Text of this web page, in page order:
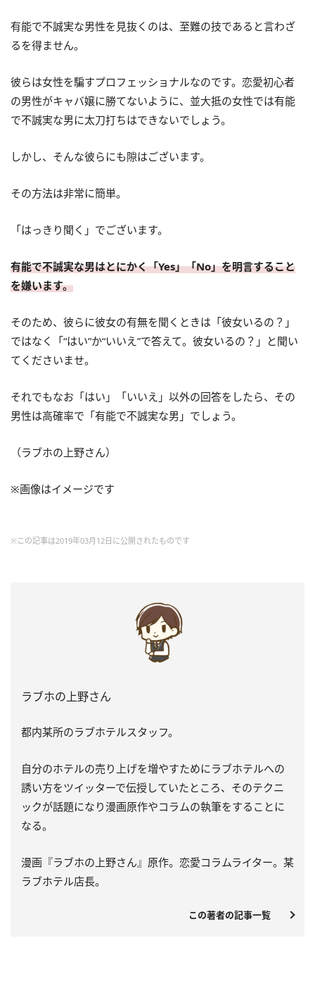
有能で不誠実な男性を見抜くのは、至難の技であると言わざ
るを得ません。
彼らは女性を騙すプロフェッショナルなのです。恋愛初心者
の男性がキャバ嬢に勝てないように、並大抵の女性では有能
で不誠実な男に太刀打ちはできないでしょう。
しかし、そんな彼らにも隙はございます。
その方法は非常に簡単。
「はっきり聞く」でございます。
有能で不誠実な男はとにかく「Yes」「No」を明言すること
を嫌います。
そのため、彼らに彼女の有無を聞くときは「彼女いるの？」
ではなく「“はい”か“いいえ”で答えて。彼女いるの？」と聞い
てくださいませ。
それでもなお「はい」「いいえ」以外の回答をしたら、その
男性は高確率で「有能で不誠実な男」でしょう。
（ラブホの上野さん）
※画像はイメージです
※この記事は2019年03月12日に公開されたものです
ラブホの上野さん
都内某所のラブホテルスタッフ。
自分のホテルの売り上げを増やすためにラブホテルへの
誘い方をツイッターで伝授していたところ、そのテクニ
ックが話題になり漫画原作やコラムの執筆をすることに
なる。
漫画『ラブホの上野さん』原作。恋愛コラムライター。某
ラブホテル店長。
この著者の記事一覧